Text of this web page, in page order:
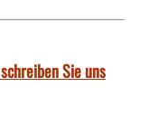
Sie uns